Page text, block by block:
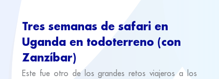
Tres semanas de safari en
Uganda en todoterreno (con
Zanzíbar)
Este fue otro de los grandes retos viajeros a los